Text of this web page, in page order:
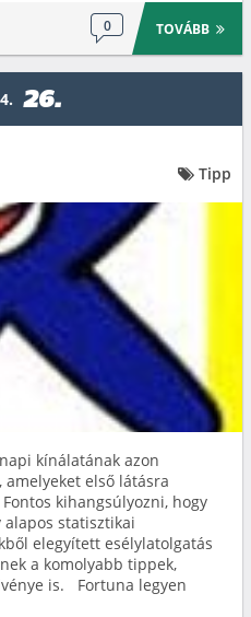
0 TOVÁBB
26.
kínálatának azon
első látásra
kihangsúlyozni, hogy
statisztikai
elegyített esélylatolgatás
a komolyabb tippek,
is. Fortuna legyen
Tipp